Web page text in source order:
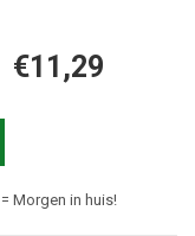
€11,29
Morgen in huis!